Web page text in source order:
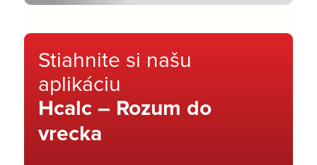
Stiahnite si našu
aplikáciu
Hcalc – Rozum do
vrecka